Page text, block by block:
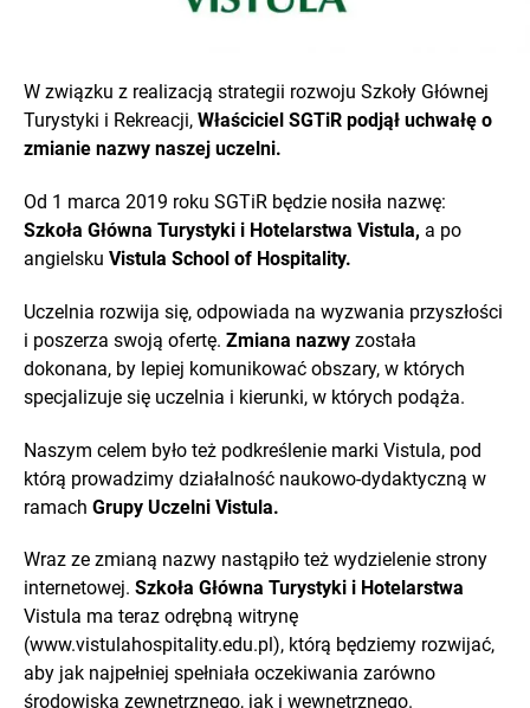
W związku z realizacją strategii rozwoju Szkoły Głównej
Turystyki i Rekreacji, Właściciel SGTiR podjął uchwałę o
zmianie nazwy naszej uczelni.
Od 1 marca 2019 roku SGTiR będzie nosiła nazwę:
Szkoła Główna Turystyki i Hotelarstwa Vistula, a po
angielsku Vistula School of Hospitality.
Uczelnia rozwija się, odpowiada na wyzwania przyszłości
i poszerza swoją ofertę. Zmiana nazwy została
dokonana, by lepiej komunikować obszary, w których
specjalizuje się uczelnia i kierunki, w których podąża.
Naszym celem było też podkreślenie marki Vistula, pod
którą prowadzimy działalność naukowo-dydaktyczną w
ramach Grupy Uczelni Vistula.
Wraz ze zmianą nazwy nastąpiło też wydzielenie strony
internetowej. Szkoła Główna Turystyki i Hotelarstwa
Vistula ma teraz odrębną witrynę
(www.vistulahospitality.edu.pl), którą będziemy rozwijać,
aby jak najpełniej spełniała oczekiwania zarówno
środowiska zewnętrznego, jak i wewnętrznego.